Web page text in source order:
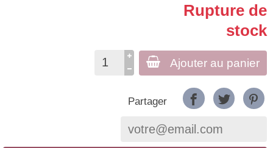
Rupture de
stock
Ajouter au panier
Partager